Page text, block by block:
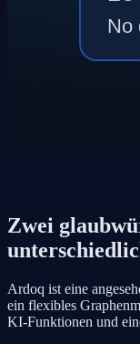
Zwei
Ardoq ist eine
ein flexibles
KI-Funktionen und